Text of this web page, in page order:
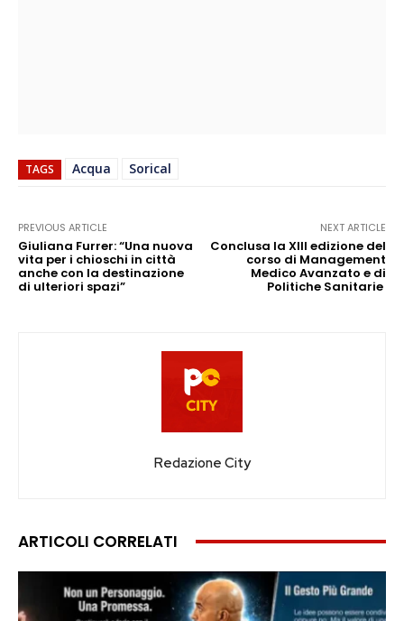
TAGS Acqua Sorical
PREVIOUS ARTICLE
Giuliana Furrer: “Una nuova
vita per i chioschi in città
anche con la destinazione
di ulteriori spazi”
NEXT ARTICLE
Conclusa la XIII edizione del
corso di Management
Medico Avanzato e di
Politiche Sanitarie
Redazione City
ARTICOLI CORRELATI